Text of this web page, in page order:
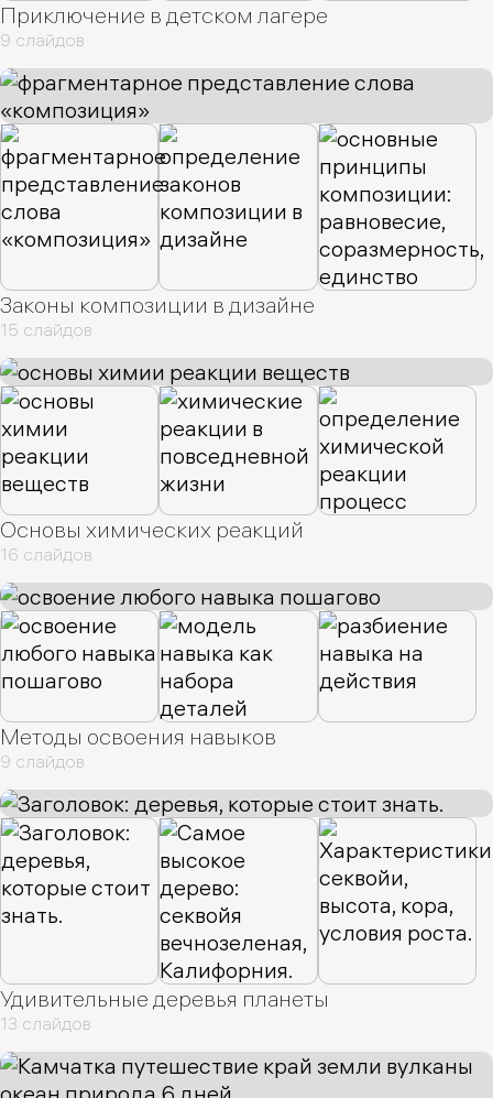
Приключение в детском лагере
9 слайдов
Законы композиции в дизайне
15 слайдов
Основы химических реакций
16 слайдов
Методы освоения навыков
9 слайдов
Удивительные деревья планеты
13 слайдов